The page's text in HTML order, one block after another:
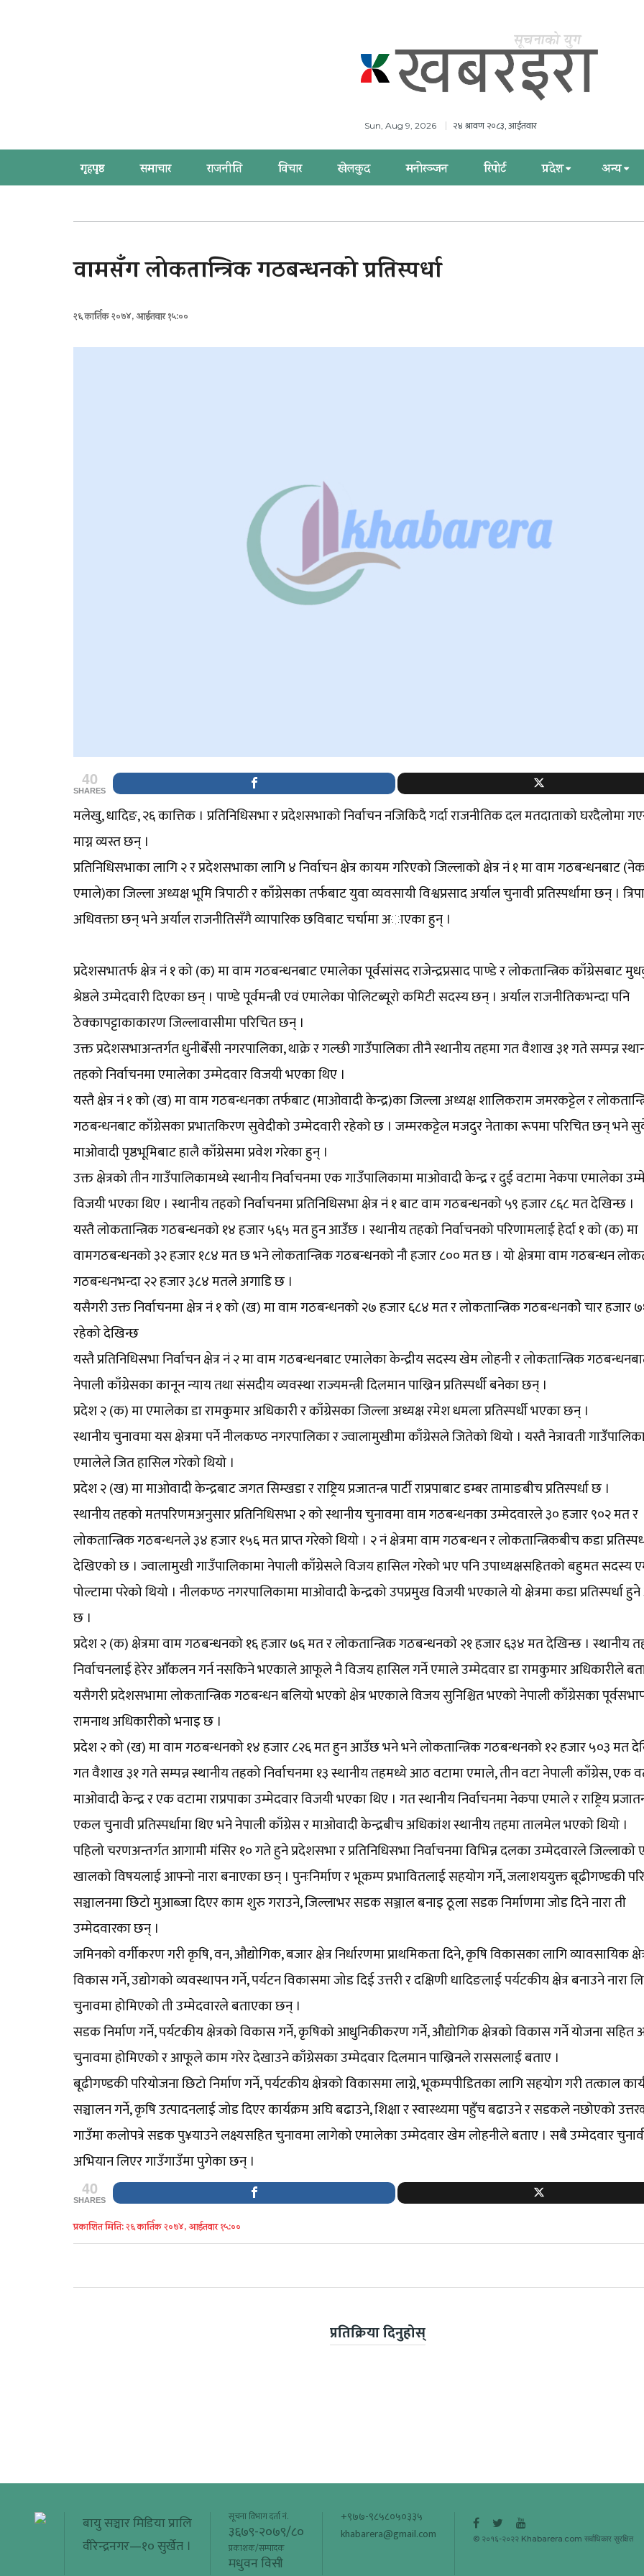
Sun, Aug 9, 2026 २४ श्रावण २०८३, आईतवार
गृहपृष्ठ समाचार राजनीति विचार खेलकुद मनोरञ्जन रिपोर्ट प्रदेश अन्य
वामसँग लोकतान्त्रिक गठबन्धनको प्रतिस्पर्धा
२६ कार्तिक २०७४, आईतवार १५:००
40
SHARES
मलेखु, धादिङ, २६ कात्तिक । प्रतिनिधिसभा र प्रदेशसभाको निर्वाचन नजिकिदै गर्दा राजनीतिक दल मतदाताको घरदैलोमा
माग्न व्यस्त छन् ।
प्रतिनिधिसभाका लागि २ र प्रदेशसभाका लागि ४ निर्वाचन क्षेत्र कायम गरिएको जिल्लाको क्षेत्र नं १ मा वाम गठबन्धनबाट
एमाले)का जिल्ला अध्यक्ष भूमि त्रिपाठी र काँग्रेसका तर्फबाट युवा व्यवसायी विश्वप्रसाद अर्याल चुनावी प्रतिस्पर्धामा छन् ।
अधिवक्ता छन् भने अर्याल राजनीतिसँगै व्यापारिक छविबाट चर्चामा अाएका हुन् ।
प्रदेशसभातर्फ क्षेत्र नं १ को (क) मा वाम गठबन्धनबाट एमालेका पूर्वसांसद राजेन्द्रप्रसाद पाण्डे र लोकतान्त्रिक काँग्रेसबाट
श्रेष्ठले उम्मेदवारी दिएका छन् । पाण्डे पूर्वमन्त्री एवं एमालेका पोलिटब्यूरो कमिटी सदस्य छन् । अर्याल राजनीतिकभन्दा पनि
ठेक्कापट्टाकाकारण जिल्लावासीमा परिचित छन् ।
उक्त प्रदेशसभाअन्तर्गत धुनीबेँसी नगरपालिका, थाक्रे र गल्छी गाउँपालिका तीनै स्थानीय तहमा गत वैशाख ३१ गते सम्पन्न
तहको निर्वाचनमा एमालेका उम्मेदवार विजयी भएका थिए ।
यस्तै क्षेत्र नं १ को (ख) मा वाम गठबन्धनका तर्फबाट (माओवादी केन्द्र)का जिल्ला अध्यक्ष शालिकराम जमरकट्टेल र
गठबन्धनबाट काँग्रेसका प्रभातकिरण सुवेदीको उम्मेदवारी रहेको छ । जम्मरकट्टेल मजदुर नेताका रूपमा परिचित छन् भने
माओवादी पृष्ठभूमिबाट हालै काँग्रेसमा प्रवेश गरेका हुन् ।
उक्त क्षेत्रको तीन गाउँपालिकामध्ये स्थानीय निर्वाचनमा एक गाउँपालिकामा माओवादी केन्द्र र दुई वटामा नेकपा एमालेका
विजयी भएका थिए । स्थानीय तहको निर्वाचनमा प्रतिनिधिसभा क्षेत्र नं १ बाट वाम गठबन्धनको ५९ हजार ८६८ मत देखिन्छ ।
यस्तै लोकतान्त्रिक गठबन्धनको १४ हजार ५६५ मत हुन आउँछ । स्थानीय तहको निर्वाचनको परिणामलाई हेर्दा १ को (क) मा
वामगठबन्धनको ३२ हजार १८४ मत छ भने लोकतान्त्रिक गठबन्धनको नौ हजार ८०० मत छ । यो क्षेत्रमा वाम गठबन्धन
गठबन्धनभन्दा २२ हजार ३८४ मतले अगाडि छ ।
यसैगरी उक्त निर्वाचनमा क्षेत्र नं १ को (ख) मा वाम गठबन्धनको २७ हजार ६८४ मत र लोकतान्त्रिक गठबन्धनकोे चार हजार
रहेको देखिन्छ
यस्तै प्रतिनिधिसभा निर्वाचन क्षेत्र नं २ मा वाम गठबन्धनबाट एमालेका केन्द्रीय सदस्य खेम लोहनी र लोकतान्त्रिक
नेपाली काँग्रेसका कानून न्याय तथा संसदीय व्यवस्था राज्यमन्त्री दिलमान पाख्रिन प्रतिस्पर्धी बनेका छन् ।
प्रदेश २ (क) मा एमालेका डा रामकुमार अधिकारी र काँग्रेसका जिल्ला अध्यक्ष रमेश धमला प्रतिस्पर्धी भएका छन् ।
स्थानीय चुनावमा यस क्षेत्रमा पर्ने नीलकण्ठ नगरपालिका र ज्वालामुखीमा काँग्रेसले जितेको थियो । यस्तै नेत्रावती
एमालेले जित हासिल गरेको थियो ।
प्रदेश २ (ख) मा माओवादी केन्द्रबाट जगत सिम्खडा र राष्ट्रिय प्रजातन्त्र पार्टी राप्रपाबाट डम्बर तामाङबीच प्रतिस्पर्धा छ ।
स्थानीय तहको मतपरिणमअनुसार प्रतिनिधिसभा २ को स्थानीय चुनावमा वाम गठबन्धनका उम्मेदवारले ३० हजार ९०२ मत र
लोकतान्त्रिक गठबन्धनले ३४ हजार १५६ मत प्राप्त गरेको थियो । २ नं क्षेत्रमा वाम गठबन्धन र लोकतान्त्रिकबीच कडा
देखिएको छ । ज्वालामुखी गाउँपालिकामा नेपाली काँग्रेसले विजय हासिल गरेको भए पनि उपाध्यक्षसहितको बहुमत सदस्य
पोल्टामा परेको थियो । नीलकण्ठ नगरपालिकामा माओवादी केन्द्रको उपप्रमुख विजयी भएकाले यो क्षेत्रमा कडा प्रतिस्पर्धा
छ ।
प्रदेश २ (क) क्षेत्रमा वाम गठबन्धनको १६ हजार ७६ मत र लोकतान्त्रिक गठबन्धनको २१ हजार ६३४ मत देखिन्छ । स्थानीय
निर्वाचनलाई हेरेर आँकलन गर्न नसकिने भएकाले आफूले नै विजय हासिल गर्ने एमाले उम्मेदवार डा रामकुमार अधिकारीले
यसैगरी प्रदेशसभामा लोकतान्त्रिक गठबन्धन बलियो भएको क्षेत्र भएकाले विजय सुनिश्चित भएको नेपाली काँग्रेसका
रामनाथ अधिकारीको भनाइ छ ।
प्रदेश २ को (ख) मा वाम गठबन्धनको १४ हजार ८२६ मत हुन आउँछ भने भने लोकतान्त्रिक गठबन्धनको १२ हजार ५०३ मत
गत वैशाख ३१ गते सम्पन्न स्थानीय तहको निर्वाचनमा १३ स्थानीय तहमध्ये आठ वटामा एमाले, तीन वटा नेपाली काँग्रेस, एक
माओवादी केन्द्र र एक वटामा राप्रपाका उम्मेदवार विजयी भएका थिए । गत स्थानीय निर्वाचनमा नेकपा एमाले र राष्ट्रिय
एकल चुनावी प्रतिस्पर्धामा थिए भने नेपाली काँग्रेस र माओवादी केन्द्रबीच अधिकांश स्थानीय तहमा तालमेल भएको थियो ।
पहिलो चरणअन्तर्गत आगामी मंसिर १० गते हुने प्रदेशसभा र प्रतिनिधिसभा निर्वाचनमा विभिन्न दलका उम्मेदवारले
खालको विषयलाई आफ्नो नारा बनाएका छन् । पुनःनिर्माण र भूकम्प प्रभावितलाई सहयोग गर्ने, जलाशययुक्त बूढीगण्डकी
सञ्चालनमा छिटो मुआब्जा दिएर काम शुरु गराउने, जिल्लाभर सडक सञ्जाल बनाइ ठूला सडक निर्माणमा जोड दिने नारा ती
उम्मेदवारका छन् ।
जमिनको वर्गीकरण गरी कृषि, वन, औद्योगिक, बजार क्षेत्र निर्धारणमा प्राथमिकता दिने, कृषि विकासका लागि व्यावसायिक
विकास गर्ने, उद्योगको व्यवस्थापन गर्ने, पर्यटन विकासमा जोड दिई उत्तरी र दक्षिणी धादिङलाई पर्यटकीय क्षेत्र बनाउने नारा
चुनावमा होमिएको ती उम्मेदवारले बताएका छन् ।
सडक निर्माण गर्ने, पर्यटकीय क्षेत्रको विकास गर्ने, कृषिको आधुनिकीकरण गर्ने, औद्योगिक क्षेत्रको विकास गर्ने योजना
चुनावमा होमिएको र आफूले काम गरेर देखाउने काँग्रेसका उम्मेदवार दिलमान पाख्रिनले राससलाई बताए ।
बूढीगण्डकी परियोजना छिटो निर्माण गर्ने, पर्यटकीय क्षेत्रको विकासमा लाग्ने, भूकम्पपीडितका लागि सहयोग गरी तत्काल
सञ्चालन गर्ने, कृषि उत्पादनलाई जोड दिएर कार्यक्रम अघि बढाउने, शिक्षा र स्वास्थ्यमा पहुँच बढाउने र सडकले नछोएको
गाउँमा कलोपत्रे सडक पु¥याउने लक्ष्यसहित चुनावमा लागेको एमालेका उम्मेदवार खेम लोहनीले बताए । सबै उम्मेदवार
अभियान लिएर गाउँगाउँमा पुगेका छन् ।
40
SHARES
प्रकाशित मिति: २६ कार्तिक २०७४, आईतवार १५:००
प्रतिक्रिया दिनुहोस्
बायु सञ्चार मिडिया प्रालि
वीरेन्द्रनगर—१० सुर्खेत ।
सूचना विभाग दर्ता नं.
३६७९-२०७९/८०
प्रकाशक/सम्पादक
मधुवन विसी
+९७७-९८५८०५०३३५
khabarera@gmail.com
© २०१६-२०२२ Khabarera.com सर्वाधिकार सुरक्षित